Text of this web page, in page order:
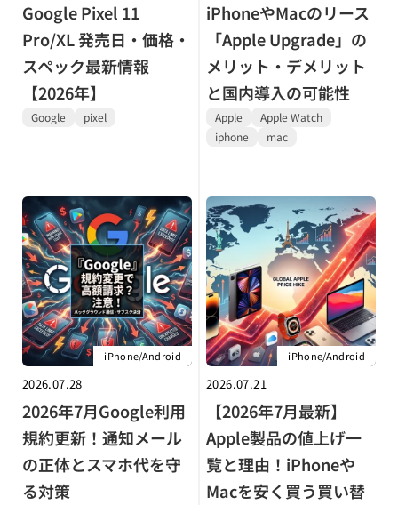
Google Pixel 11
Pro/XL 発売日・価格・
スペック最新情報
【2026年】
Google pixel
iPhoneやMacのリース
「Apple Upgrade」の
メリット・デメリット
と国内導入の可能性
Apple
Apple Watch
iphone
mac
iPhone/Android
2026.07.28
2026年7月Google利用
規約更新！通知メール
の正体とスマホ代を守
る対策
iPhone/Android
2026.07.21
【2026年7月最新】
Apple製品の値上げ一
覧と理由！iPhoneや
Macを安く買う買い替